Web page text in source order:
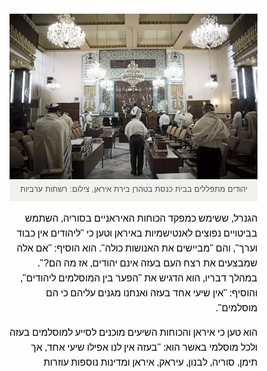
יהודים מתפללים בבית כנסת בטהרן בירת איראן, צילום: רשתות ערביות
הגנרל, ששימש כמפקד הכוחות האיראניים בסוריה, השתמש
בביטויים נפוצים לאנטישמיות באיראן וטען כי "ליהודים אין כבוד
וערך", והם "מביישים את האנושות כולה". הוא הוסיף: "אם אלה
שמבצעים את רצח העם בעזה אינם יהודים, אז מה הם?".
במהלך דבריו, הוא הדגיש את "הפער בין המוסלמים ליהודים",
והוסיף: "אין שיעי אחד בעזה ואנחנו מגנים עליהם כי הם
מוסלמים".
הוא טען כי איראן והכוחות השיעים מוכנים לסייע למוסלמים בעזה
ולכל מוסלמי באשר הוא: "בעזה אין לנו אפילו שיעי אחד, אך
תימן, סוריה, לבנון, עיראק, איראן ומדינות נוספות עוזרות